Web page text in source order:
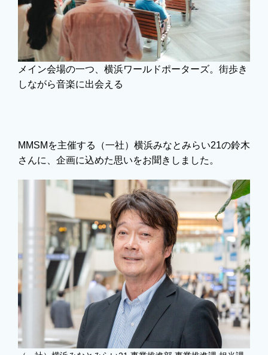
メイン会場の一つ、横浜ワールドポーターズ。街歩き
しながら音楽に出会える
MMSMを主催する（一社）横浜みなとみらい21の鈴木
さんに、企画に込めた思いをお聞きしました。